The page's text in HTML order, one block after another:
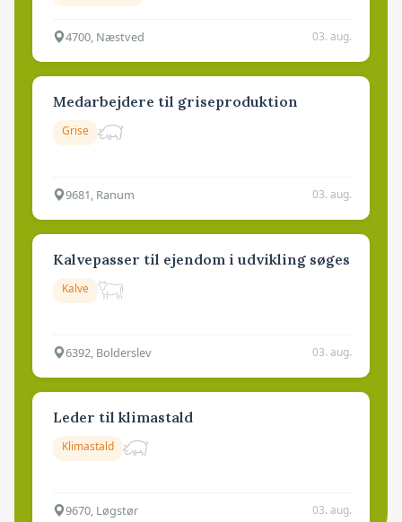
4700, Næstved 03. aug.
Medarbejdere til griseproduktion
Grise
9681, Ranum 03. aug.
Kalvepasser til ejendom i udvikling søges
Kalve
6392, Bolderslev 03. aug.
Leder til klimastald
Klimastald
9670, Løgstør 03. aug.